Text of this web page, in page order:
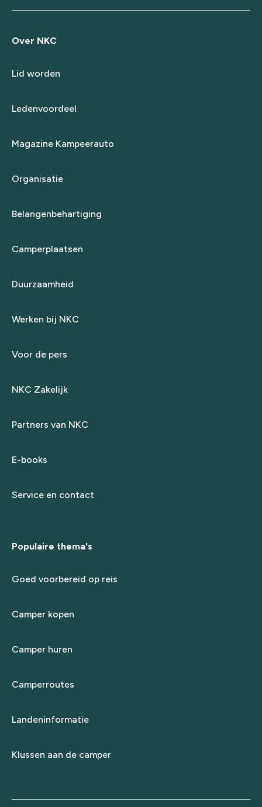
Over NKC
Lid worden
Ledenvoordeel
Magazine Kampeerauto
Organisatie
Belangenbehartiging
Camperplaatsen
Duurzaamheid
Werken bij NKC
Voor de pers
NKC Zakelijk
Partners van NKC
E-books
Service en contact
Populaire thema's
Goed voorbereid op reis
Camper kopen
Camper huren
Camperroutes
Landeninformatie
Klussen aan de camper